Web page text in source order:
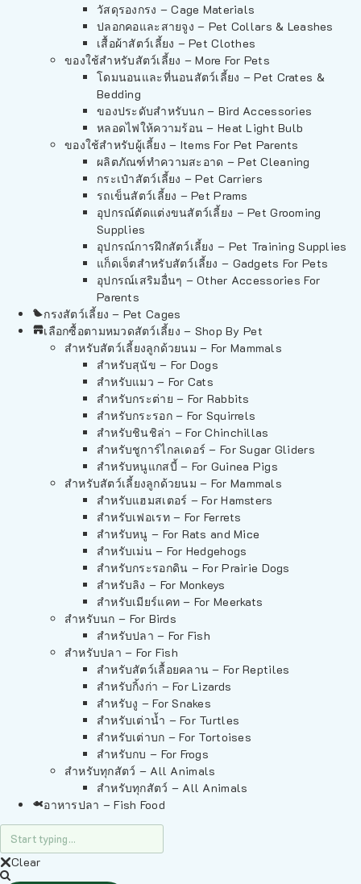
วัสดุรองกรง – Cage Materials
ปลอกคอและสายจูง – Pet Collars & Leashes
เสื้อผ้าสัตว์เลี้ยง – Pet Clothes
ของใช้สำหรับสัตว์เลี้ยง – More For Pets
โดมนอนและที่นอนสัตว์เลี้ยง – Pet Crates &
Bedding
ของประดับสำหรับนก – Bird Accessories
หลอดไฟให้ความร้อน – Heat Light Bulb
ของใช้สำหรับผู้เลี้ยง – Items For Pet Parents
ผลิตภัณฑ์ทำความสะอาด – Pet Cleaning
กระเป๋าสัตว์เลี้ยง – Pet Carriers
รถเข็นสัตว์เลี้ยง – Pet Prams
อุปกรณ์ตัดแต่งขนสัตว์เลี้ยง – Pet Grooming
Supplies
อุปกรณ์การฝึกสัตว์เลี้ยง – Pet Training Supplies
แก็ดเจ็ตสำหรับสัตว์เลี้ยง – Gadgets For Pets
อุปกรณ์เสริมอื่นๆ – Other Accessories For
Parents
กรงสัตว์เลี้ยง – Pet Cages
เลือกซื้อตามหมวดสัตว์เลี้ยง – Shop By Pet
สำหรับสัตว์เลี้ยงลูกด้วยนม – For Mammals
สำหรับสุนัข – For Dogs
สำหรับแมว – For Cats
สำหรับกระต่าย – For Rabbits
สำหรับกระรอก – For Squirrels
สำหรับชินชิล่า – For Chinchillas
สำหรับชูการ์ไกลเดอร์ – For Sugar Gliders
สำหรับหนูแกสบี้ – For Guinea Pigs
สำหรับสัตว์เลี้ยงลูกด้วยนม – For Mammals
สำหรับแฮมสเตอร์ – For Hamsters
สำหรับเฟอเรท – For Ferrets
สำหรับหนู – For Rats and Mice
สำหรับเม่น – For Hedgehogs
สำหรับกระรอกดิน – For Prairie Dogs
สำหรับลิง – For Monkeys
สำหรับเมียร์แคท – For Meerkats
สำหรับนก – For Birds
สำหรับปลา – For Fish
สำหรับปลา – For Fish
สำหรับสัตว์เลื้อยคลาน – For Reptiles
สำหรับกิ้งก่า – For Lizards
สำหรับงู – For Snakes
สำหรับเต่าน้ำ – For Turtles
สำหรับเต่าบก – For Tortoises
สำหรับกบ – For Frogs
สำหรับทุกสัตว์ – All Animals
สำหรับทุกสัตว์ – All Animals
อาหารปลา – Fish Food
Clear